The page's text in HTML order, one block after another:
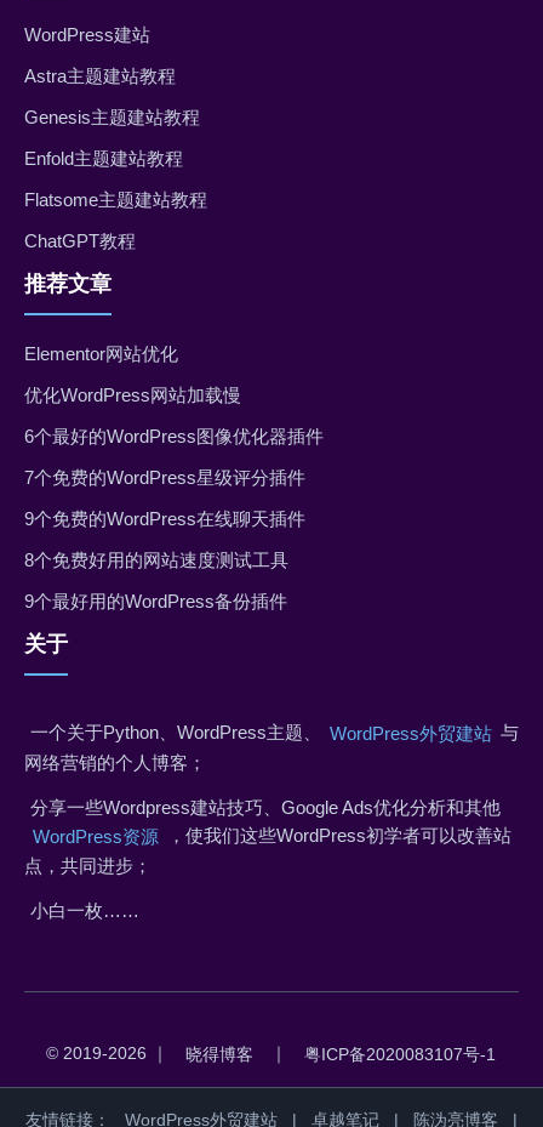
WordPress建站
Astra主题建站教程
Genesis主题建站教程
Enfold主题建站教程
Flatsome主题建站教程
ChatGPT教程
推荐文章
Elementor网站优化
优化WordPress网站加载慢
6个最好的WordPress图像优化器插件
7个免费的WordPress星级评分插件
9个免费的WordPress在线聊天插件
8个免费好用的网站速度测试工具
9个最好用的WordPress备份插件
关于
一个关于Python、WordPress主题、 WordPress外贸建站 与
网络营销的个人博客；
分享一些Wordpress建站技巧、Google Ads优化分析和其他
WordPress资源
，使我们这些WordPress初学者可以改善站
点，共同进步；
小白一枚……
© 2019-2026 ｜ 晓得博客 粤ICP备2020083107号-1
友情链接： WordPress外贸建站 | 卓越笔记 | 陈沩亮博客 |